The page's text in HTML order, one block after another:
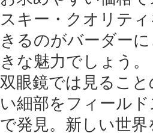
スキー・クオリテ
きるのがバーダー
きな魅力でしょう。
双眼鏡では見るこ
い細部をフィール
で発見。新しい世